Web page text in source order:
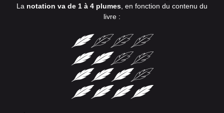
La notation va de 1 à 4 plumes , en fonction du contenu du
livre :